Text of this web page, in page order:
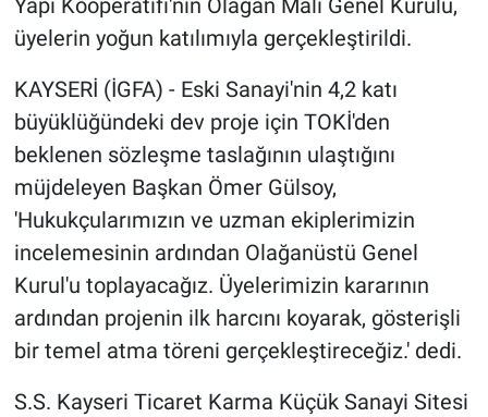
Yapı Kooperatifi'nin Olağan Mali Genel Kurulu,
üyelerin yoğun katılımıyla gerçekleştirildi.
KAYSERİ (İGFA) - Eski Sanayi'nin 4,2 katı
büyüklüğündeki dev proje için TOKİ'den
beklenen sözleşme taslağının ulaştığını
müjdeleyen Başkan Ömer Gülsoy,
'Hukukçularımızın ve uzman ekiplerimizin
incelemesinin ardından Olağanüstü Genel
Kurul'u toplayacağız. Üyelerimizin kararının
ardından projenin ilk harcını koyarak, gösterişli
bir temel atma töreni gerçekleştireceğiz.' dedi.
S.S. Kayseri Ticaret Karma Küçük Sanayi Sitesi